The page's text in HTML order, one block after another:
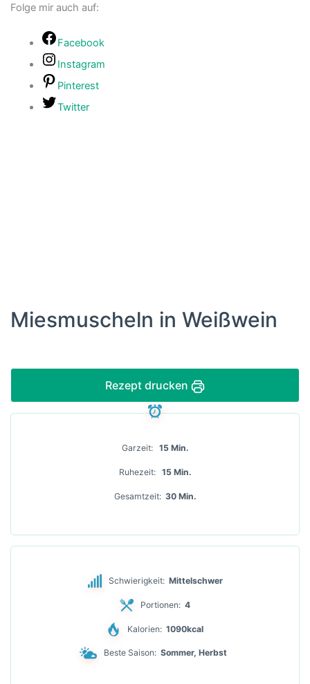
Folge mir auch auf:
Facebook
Instagram
Pinterest
Twitter
Miesmuscheln in Weißwein
Rezept drucken
Garzeit 15 Min.
Ruhezeit 15 Min.
Gesamtzeit 30 Min.
Schwierigkeit: Mittelschwer
Portionen: 4
Kalorien: 1090kcal
Beste Saison: Sommer, Herbst